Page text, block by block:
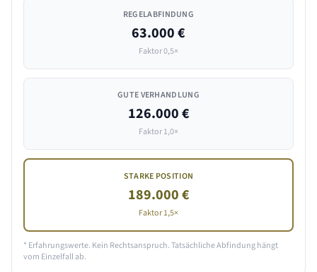
REGELABFINDUNG
63.000 €
Faktor 0,5×
GUTE VERHANDLUNG
126.000 €
Faktor 1,0×
STARKE POSITION
189.000 €
Faktor 1,5×
* Erfahrungswerte. Kein Rechtsanspruch. Tatsächliche Abfindung hängt
vom Einzelfall ab.